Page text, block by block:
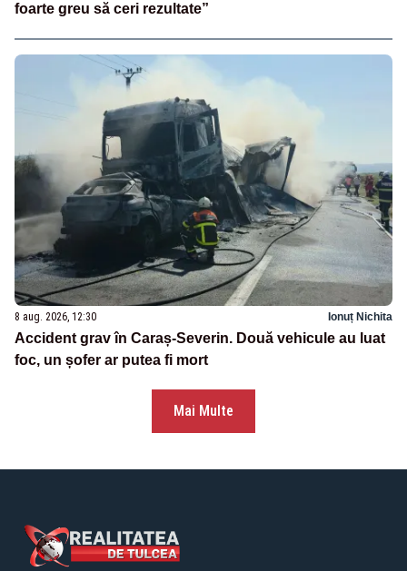
foarte greu să ceri rezultate”
8 aug. 2026, 12:30 Ionuț Nichita
Accident grav în Caraș-Severin. Două vehicule au luat
foc, un șofer ar putea fi mort
Mai Multe